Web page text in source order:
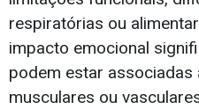
respiratórias ou
impacto emocional
podem estar associadas
musculares ou